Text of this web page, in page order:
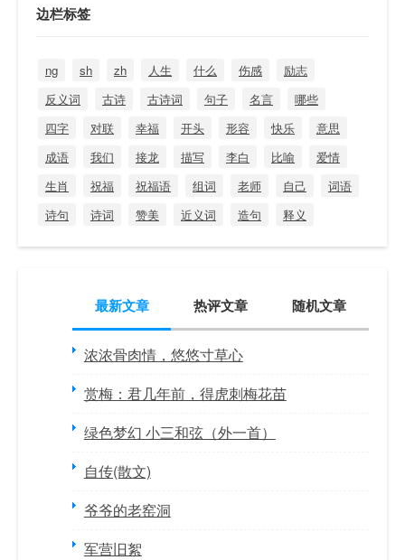
边栏标签
ng sh zh 人生 什么 伤感
励志
反义词
古诗 古诗词 句子 名言
哪些
四字
对联 幸福 开头 形容 快乐
意思
成语
我们 接龙 描写 李白 比喻
爱情
生肖
祝福 祝福语 组词 老师 自己
词语
诗句
诗词 赞美 近义词 造句 释义
最新文章 热评文章 随机文章
浓浓骨肉情，悠悠寸草心
赏梅：君几年前，得虎刺梅花苗
绿色梦幻 小三和弦（外一首）
自传(散文)
爷爷的老窑洞
军营旧絮